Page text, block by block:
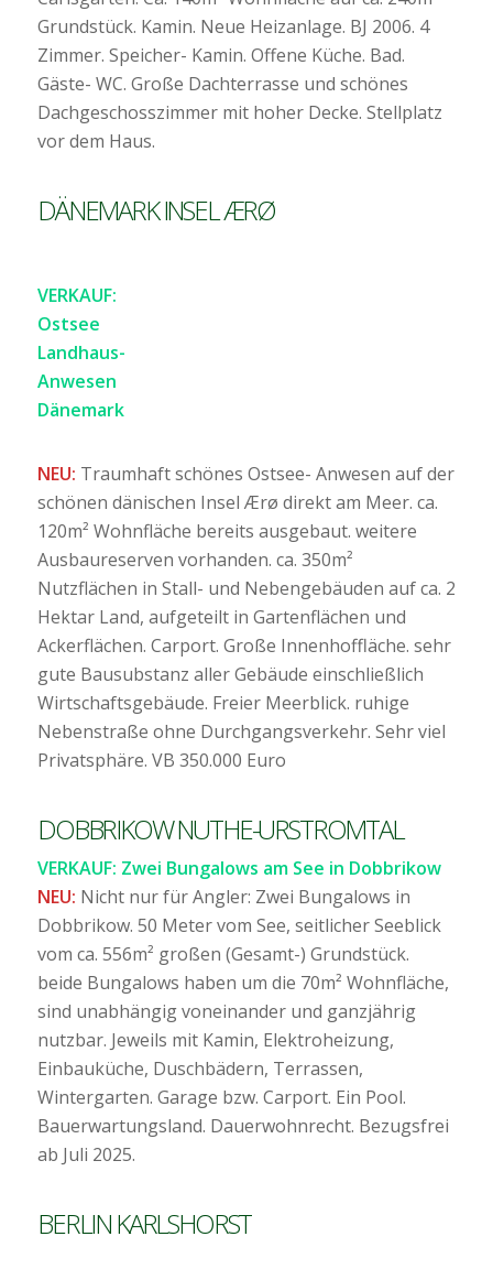
Grundstück. Kamin. Neue Heizanlage. BJ 2006. 4
Zimmer. Speicher- Kamin. Offene Küche. Bad.
Gäste- WC. Große Dachterrasse und schönes
Dachgeschosszimmer mit hoher Decke. Stellplatz
vor dem Haus.
DÄNEMARK INSEL ÆRØ
VERKAUF:
Ostsee
Landhaus-
Anwesen
Dänemark
NEU: Traumhaft schönes Ostsee- Anwesen auf der
schönen dänischen Insel Ærø direkt am Meer. ca.
120m² Wohnfläche bereits ausgebaut. weitere
Ausbaureserven vorhanden. ca. 350m²
Nutzflächen in Stall- und Nebengebäuden auf ca. 2
Hektar Land, aufgeteilt in Gartenflächen und
Ackerflächen. Carport. Große Innenhoffläche. sehr
gute Bausubstanz aller Gebäude einschließlich
Wirtschaftsgebäude. Freier Meerblick. ruhige
Nebenstraße ohne Durchgangsverkehr. Sehr viel
Privatsphäre. VB 350.000 Euro
DOBBRIKOW NUTHE-URSTROMTAL
VERKAUF: Zwei Bungalows am See in Dobbrikow
NEU: Nicht nur für Angler: Zwei Bungalows in
Dobbrikow. 50 Meter vom See, seitlicher Seeblick
vom ca. 556m² großen (Gesamt-) Grundstück.
beide Bungalows haben um die 70m² Wohnfläche,
sind unabhängig voneinander und ganzjährig
nutzbar. Jeweils mit Kamin, Elektroheizung,
Einbauküche, Duschbädern, Terrassen,
Wintergarten. Garage bzw. Carport. Ein Pool.
Bauerwartungsland. Dauerwohnrecht. Bezugsfrei
ab Juli 2025.
BERLIN KARLSHORST